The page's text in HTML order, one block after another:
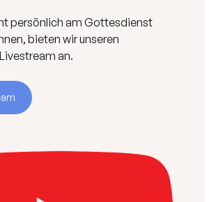
persönlich am Gottesdienst
bieten wir unseren
an.